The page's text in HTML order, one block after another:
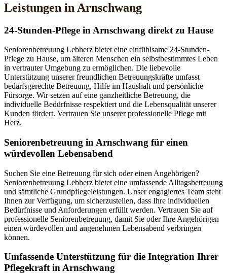
Leistungen in Arnschwang
24-Stunden-Pflege in Arnschwang direkt zu Hause
Seniorenbetreuung Lebherz bietet eine einfühlsame 24-Stunden-
Pflege zu Hause, um älteren Menschen ein selbstbestimmtes Leben
in vertrauter Umgebung zu ermöglichen. Die liebevolle
Unterstützung unserer freundlichen Betreuungskräfte umfasst
bedarfsgerechte Betreuung, Hilfe im Haushalt und persönliche
Fürsorge. Wir setzen auf eine ganzheitliche Betreuung, die
individuelle Bedürfnisse respektiert und die Lebensqualität unserer
Kunden fördert. Vertrauen Sie unserer professionelle Pflege mit
Herz.
Senioren­betreuung in Arnschwang für einen
würdevollen Lebensabend
Suchen Sie eine Betreuung für sich oder einen Angehörigen?
Seniorenbetreuung Lebherz bietet eine umfassende Alltagsbetreuung
und sämtliche Grundpflegeleistungen. Unser engagiertes Team steht
Ihnen zur Verfügung, um sicherzustellen, dass Ihre individuellen
Bedürfnisse und Anforderungen erfüllt werden. Vertrauen Sie auf
professionelle Seniorenbetreuung, damit Sie oder Ihre Angehörigen
einen würdevollen und angenehmen Lebensabend verbringen
können.
Umfassende Unterstützung für die Integration Ihrer
Pflegekraft in Arnschwang